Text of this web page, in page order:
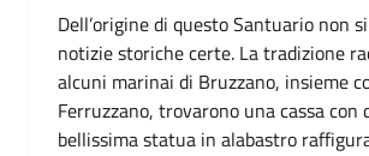
Dell’origine di questo Santuario non
notizie storiche certe. La tradizione
alcuni marinai di Bruzzano, insieme
Ferruzzano, trovarono una cassa con
bellissima statua in alabastro